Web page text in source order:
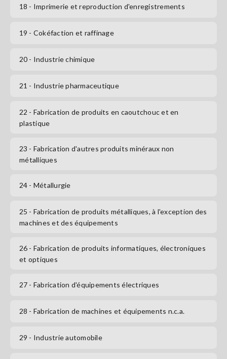
18 - Imprimerie et reproduction d'enregistrements
19 - Cokéfaction et raffinage
20 - Industrie chimique
21 - Industrie pharmaceutique
22 - Fabrication de produits en caoutchouc et en
plastique
23 - Fabrication d'autres produits minéraux non
métalliques
24 - Métallurgie
25 - Fabrication de produits métalliques, à l'exception des
machines et des équipements
26 - Fabrication de produits informatiques, électroniques
et optiques
27 - Fabrication d'équipements électriques
28 - Fabrication de machines et équipements n.c.a.
29 - Industrie automobile